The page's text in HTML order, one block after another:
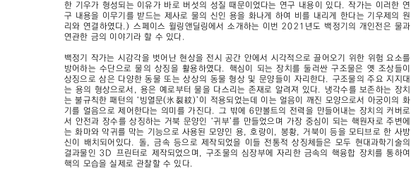
한 기우가 형성되는 이유가 바로 버섯의 성질 때문이었다는 연구 내용이 있다. 작가는 이러한 연
구 내용을 이무기를 받드는 제사로 물의 신인 용을 화나게 하여 비를 내리게 한다는 기우제의 원
리와 연결하였다.) 스페이스 윌링앤딜링에서 소개하는 이번 2021년도 백정기의 개인전은 물과
연관한 금의 이야기라 할 수 있다.
백정기 작가는 시감각을 벗어난 현상을 전시 공간 안에서 시각적으로 끌어오기 위한 위험 요소를
방어하는 수단으로 물의 상징을 활용하였다. 핵심이 되는 장치를 둘러싼 구조물은 옛 조상들이
상징으로 삼은 다양한 동물 또는 상상의 동물 형상 및 문양들이 자리한다. 구조물의 주요 지지대
는 용의 형상으로서, 용은 예로부터 물을 다스리는 존재로 알려져 있다. 냉각수를 보존하는 장치
는 불규칙한 패턴의 ‘빙열문(氷裂紋)’이 적용되었는데 이는 얼음이 깨진 모양으로서 아궁이의 화
기를 얼음으로 제어한다는 의미를 가진다. 그 밖에 6만볼트의 전력을 만들어내는 장치의 커버로
서 안전과 장수를 상징하는 거북 문양인 ‘귀부’를 만들었으며 가장 중심이 되는 핵원자로 주변에
는 화마와 악귀를 막는 기능으로 사용된 모양인 용, 호랑이, 봉황, 거북이 등을 모티브로 한 사방
신이 배치되어있다. 돌, 금속 등으로 제작되었을 이들 전통적 상징체들은 모두 현대과학기술의
결과물인 3D 프린터로 제작되었으며, 구조물의 심장부에 자리한 금속의 핵융합 장치를 통하여
핵의 모습을 실제로 관찰할 수 있다.